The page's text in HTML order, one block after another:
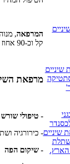
שיניים
שיניים
הארץ.
המרפאה,
קל וכ-90 אחוז פחות קרינה ביחס למכונות צילום אחרות. בנוסף, המרפאה מבצעת טיפולים בגז צחוק, המאפשר טיפול נינוח ויעיל.
מרפאת
- טיפולי שורש
- כירורגיה
- שיקום הפה